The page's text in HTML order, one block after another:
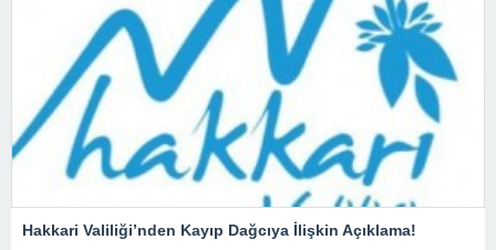
Hakkari Valiliği’nden Kayıp Dağcıya İlişkin Açıklama!